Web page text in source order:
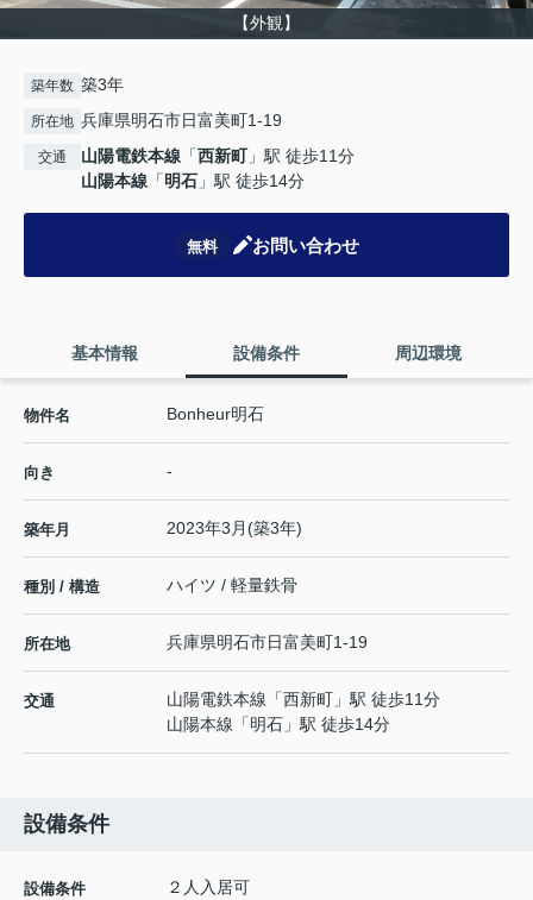
【外観】
築年数 築3年
所在地 兵庫県明石市日富美町1-19
交通 山陽電鉄本線 「西新町」駅 徒歩11分
山陽本線 「明石 」駅 徒歩14分
無料 お問い合わせ
基本情報 設備条件 周辺環境
物件名 Bonheur明石
向き -
築年月 2023年3月(築3年)
種別 / 構造 ハイツ / 軽量鉄骨
所在地 兵庫県明石市日富美町1-19
交通 山陽電鉄本線 「西新町 」駅 徒歩11分
山陽本線 「明石 」駅 徒歩14分
設備条件
設備条件
２人入居可